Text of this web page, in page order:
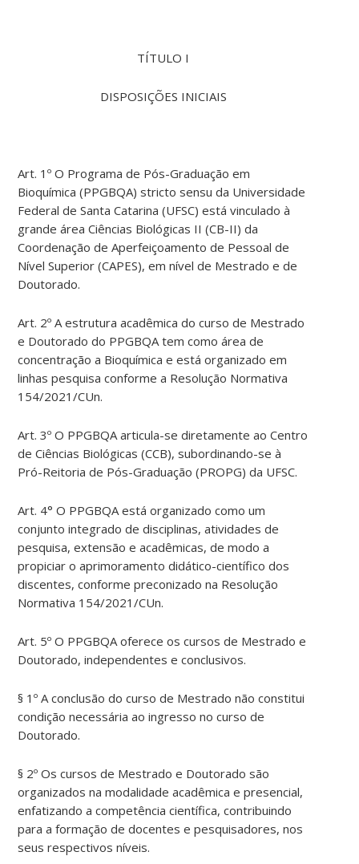
TÍTULO I
DISPOSIÇÕES INICIAIS
Art. 1º O Programa de Pós-Graduação em
Bioquímica (PPGBQA) stricto sensu da Universidade
Federal de Santa Catarina (UFSC) está vinculado à
grande área Ciências Biológicas II (CB-II) da
Coordenação de Aperfeiçoamento de Pessoal de
Nível Superior (CAPES), em nível de Mestrado e de
Doutorado.
Art. 2º A estrutura acadêmica do curso de Mestrado
e Doutorado do PPGBQA tem como área de
concentração a Bioquímica e está organizado em
linhas pesquisa conforme a Resolução Normativa
154/2021/CUn.
Art. 3º O PPGBQA articula-se diretamente ao Centro
de Ciências Biológicas (CCB), subordinando-se à
Pró-Reitoria de Pós-Graduação (PROPG) da UFSC.
Art. 4° O PPGBQA está organizado como um
conjunto integrado de disciplinas, atividades de
pesquisa, extensão e acadêmicas, de modo a
propiciar o aprimoramento didático-científico dos
discentes, conforme preconizado na Resolução
Normativa 154/2021/CUn.
Art. 5º O PPGBQA oferece os cursos de Mestrado e
Doutorado, independentes e conclusivos.
§ 1º A conclusão do curso de Mestrado não constitui
condição necessária ao ingresso no curso de
Doutorado.
§ 2º Os cursos de Mestrado e Doutorado são
organizados na modalidade acadêmica e presencial,
enfatizando a competência científica, contribuindo
para a formação de docentes e pesquisadores, nos
seus respectivos níveis.